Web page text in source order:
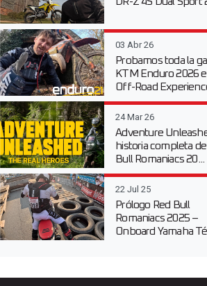
03 Abr 26
Probamos toda la
KTM Enduro 2026
Off-Road
24 Mar 26
Adventure
historia completa
Bull Romaniacs 20...
22 Jul 25
Prólogo Red Bull
Romaniacs 2025 –
Onboard Yamaha